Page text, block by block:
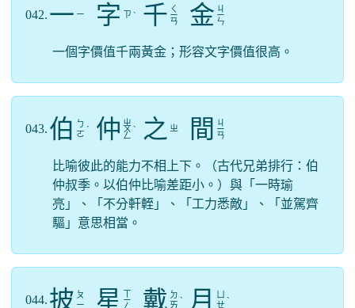
042. 一 ㄧ 字 ㄗ ˋ 千 ㄑ
ㄧ
ㄢ 金 ㄐ
ㄧ
ㄣ
一個字價值千兩黃金；形容文字價值很高。
043. 伯 ㄅ
ㄛ ˊ 仲 ㄓ
ㄨ
ㄥ
ˋ 之 ㄓ 間 ㄐ
ㄧ
ㄢ
比喻彼此的能力不相上下。（古代兄弟排行：伯
仲叔季。以伯仲比喻差距小。）與「一時瑜
亮」、「不分軒輊」、「工力悉敵」、「並駕齊
驅」意思相當。
044. 披 ㄆ
ㄧ
星 ㄧ 戴 ㄉ
ㄞ ˋ 月
ㄝˋ